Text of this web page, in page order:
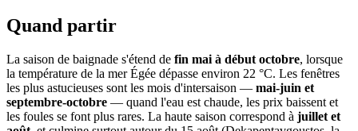
Quand partir
La saison de baignade s'étend de fin mai à début octobre, lorsque
la température de la mer Égée dépasse environ 22 °C. Les fenêtres
les plus astucieuses sont les mois d'intersaison — mai-juin et
septembre-octobre — quand l'eau est chaude, les prix baissent et
les foules se font plus rares. La haute saison correspond à juillet et